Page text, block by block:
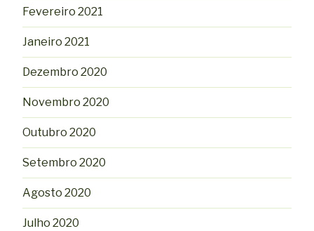
Fevereiro 2021
Janeiro 2021
Dezembro 2020
Novembro 2020
Outubro 2020
Setembro 2020
Agosto 2020
Julho 2020